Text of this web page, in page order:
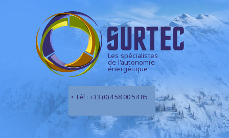
Les spécialistes
de l'autonomie
énergétique
• Tél : +33 (0)4 58 00 54 85